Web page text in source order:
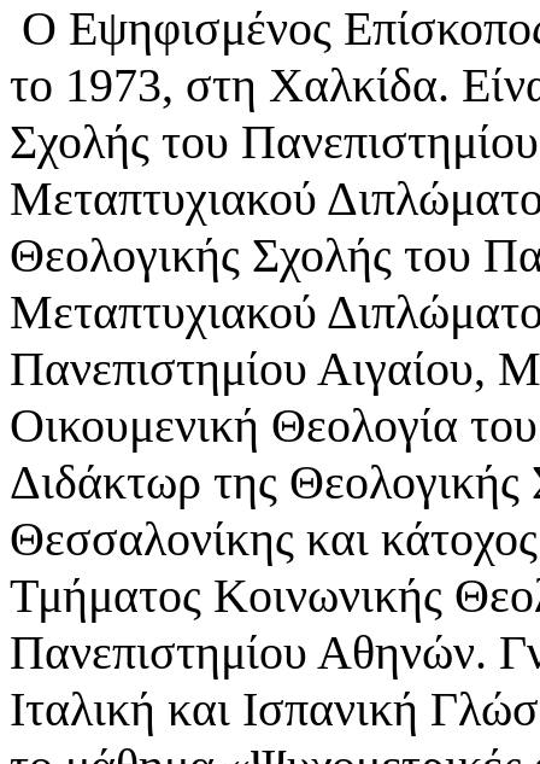
Ο Εψηφισμένος
το 1973, στη Χαλκίδα.
Σχολής του
Μεταπτυχιακού
Θεολογικής Σχολής του
Μεταπτυχιακού
Πανεπιστημίου Αιγαίου,
Οικουμενική Θεολογία
Διδάκτωρ της
Θεσσαλονίκης και
Τμήματος Κοινωνικής
Πανεπιστημίου Αθηνών.
Ιταλική και Ισπανική